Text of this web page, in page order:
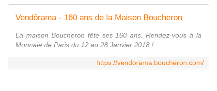
Vendôrama - 160 ans de la Maison Boucheron
La maison Boucheron fête ses 160 ans. Rendez-vous à la
Monnaie de Paris du 12 au 28 Janvier 2018 !
https://vendorama.boucheron.com/